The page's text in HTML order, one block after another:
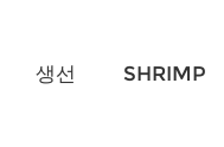
생선 SHRIMP